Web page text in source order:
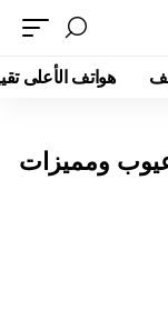
هواتف الأعلى